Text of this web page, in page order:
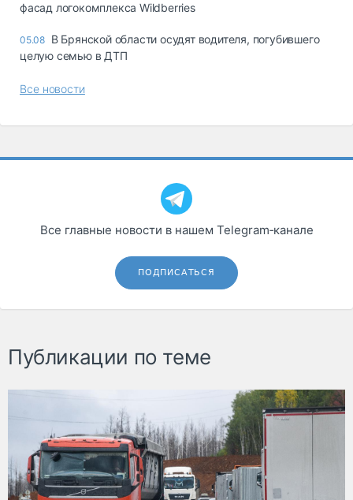
фасад логокомплекса Wildberries
05.08 В Брянской области осудят водителя, погубившего
целую семью в ДТП
Все новости
Все главные новости в нашем Telegram‑канале
ПОДПИСАТЬСЯ
Публикации по теме